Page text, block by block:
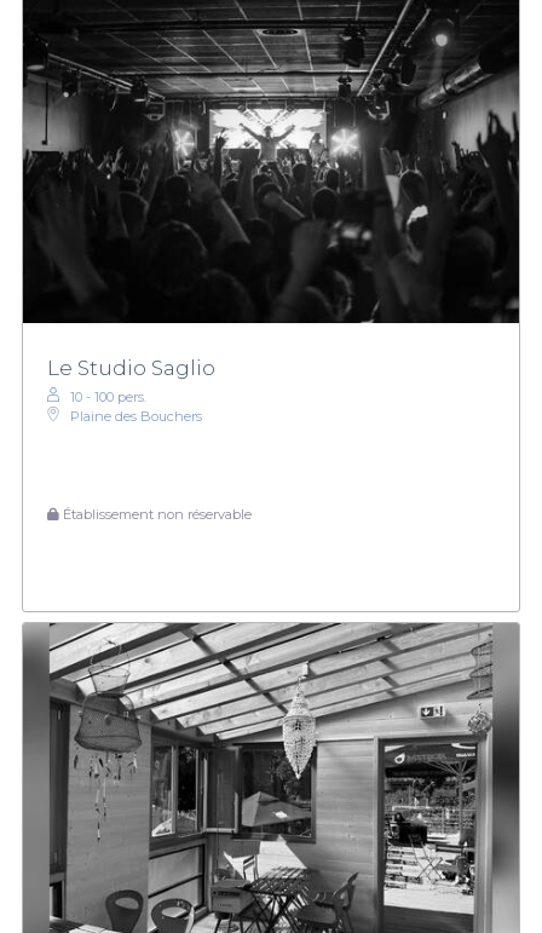
Le Studio Saglio
10 - 100 pers.
Plaine des Bouchers
Établissement non réservable